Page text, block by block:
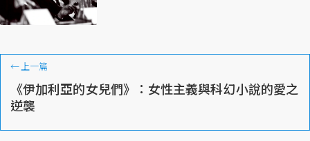
←上一篇
《伊加利亞的女兒們》：女性主義與科幻小說的愛之
逆襲